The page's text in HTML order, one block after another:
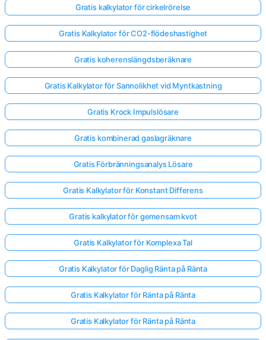
Gratis kalkylator för cirkelrörelse
Gratis Kalkylator för CO2-flödeshastighet
Gratis koherenslängdsberäknare
Gratis Kalkylator för Sannolikhet vid Myntkastning
Gratis Krock Impulslösare
Gratis kombinerad gaslagräknare
Gratis Förbränningsanalys Lösare
Gratis Kalkylator för Konstant Differens
Gratis kalkylator för gemensam kvot
Gratis Kalkylator för Komplexa Tal
Gratis Kalkylator för Daglig Ränta på Ränta
Gratis Kalkylator för Ränta på Ränta
Gratis Kalkylator för Ränta på Ränta